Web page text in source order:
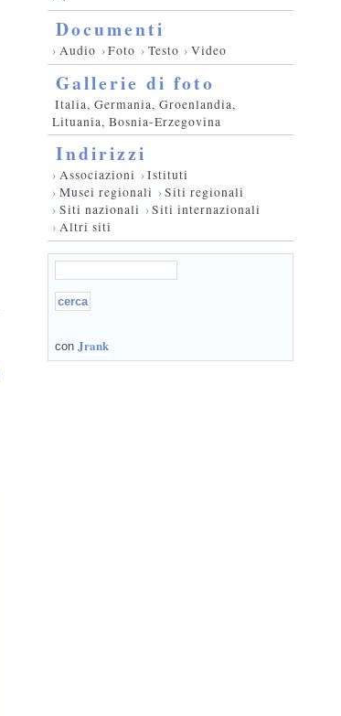
Documenti
› Audio ›Foto › Testo › Video
Gallerie di foto
Italia, Germania, Groenlandia,
Lituania, Bosnia-Erzegovina
Indirizzi
› Associazioni ›Istituti
› Musei regionali ›Siti regionali
› Siti nazionali ›Siti internazionali
› Altri siti
con Jrank